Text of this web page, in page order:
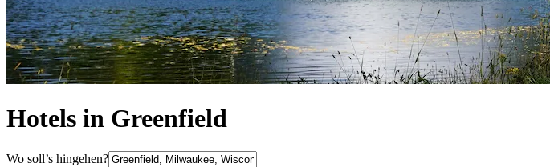
Hotels in Greenfield
Wo soll’s hingehen?